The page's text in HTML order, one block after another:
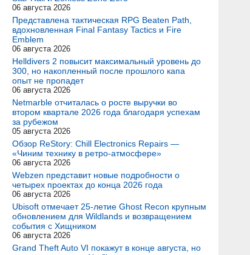
06 августа 2026
Представлена тактическая RPG Beaten Path,
вдохновленная Final Fantasy Tactics и Fire
Emblem
06 августа 2026
Helldivers 2 повысит максимальный уровень до
300, но накопленный после прошлого капа
опыт не пропадет
06 августа 2026
Netmarble отчиталась о росте выручки во
втором квартале 2026 года благодаря успехам
за рубежом
05 августа 2026
Обзор ReStory: Chill Electronics Repairs —
«Чиним технику в ретро-атмосфере»
06 августа 2026
Webzen представит новые подробности о
четырех проектах до конца 2026 года
06 августа 2026
Ubisoft отмечает 25-летие Ghost Recon крупным
обновлением для Wildlands и возвращением
события с Хищником
06 августа 2026
Grand Theft Auto VI покажут в конце августа, но